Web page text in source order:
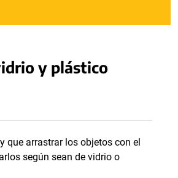
y plástico
que arrastrar los objetos con el
según sean de vidrio o